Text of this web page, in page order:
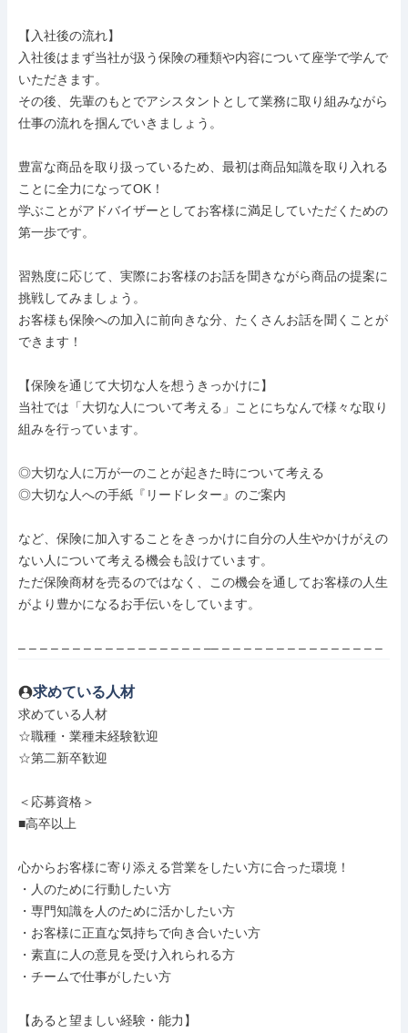
【入社後の流れ】
入社後はまず当社が扱う保険の種類や内容について座学で学んで
いただきます。
その後、先輩のもとでアシスタントとして業務に取り組みながら
仕事の流れを掴んでいきましょう。
豊富な商品を取り扱っているため、最初は商品知識を取り入れる
ことに全力になってOK！
学ぶことがアドバイザーとしてお客様に満足していただくための
第一歩です。
習熟度に応じて、実際にお客様のお話を聞きながら商品の提案に
挑戦してみましょう。
お客様も保険への加入に前向きな分、たくさんお話を聞くことが
できます！
【保険を通じて大切な人を想うきっかけに】
当社では「大切な人について考える」ことにちなんで様々な取り
組みを行っています。
◎大切な人に万が一のことが起きた時について考える
◎大切な人への手紙『リードレター』のご案内
など、保険に加入することをきっかけに自分の人生やかけがえの
ない人について考える機会も設けています。
ただ保険商材を売るのではなく、この機会を通してお客様の人生
がより豊かになるお手伝いをしています。
– – – – – – – – – – – – – – – – – –– – – – – – – – – – – – – – – –
求めている人材
求めている人材
☆職種・業種未経験歓迎
☆第二新卒歓迎
＜応募資格＞
■高卒以上
心からお客様に寄り添える営業をしたい方に合った環境！
・人のために行動したい方
・専門知識を人のために活かしたい方
・お客様に正直な気持ちで向き合いたい方
・素直に人の意見を受け入れられる方
・チームで仕事がしたい方
【あると望ましい経験・能力】